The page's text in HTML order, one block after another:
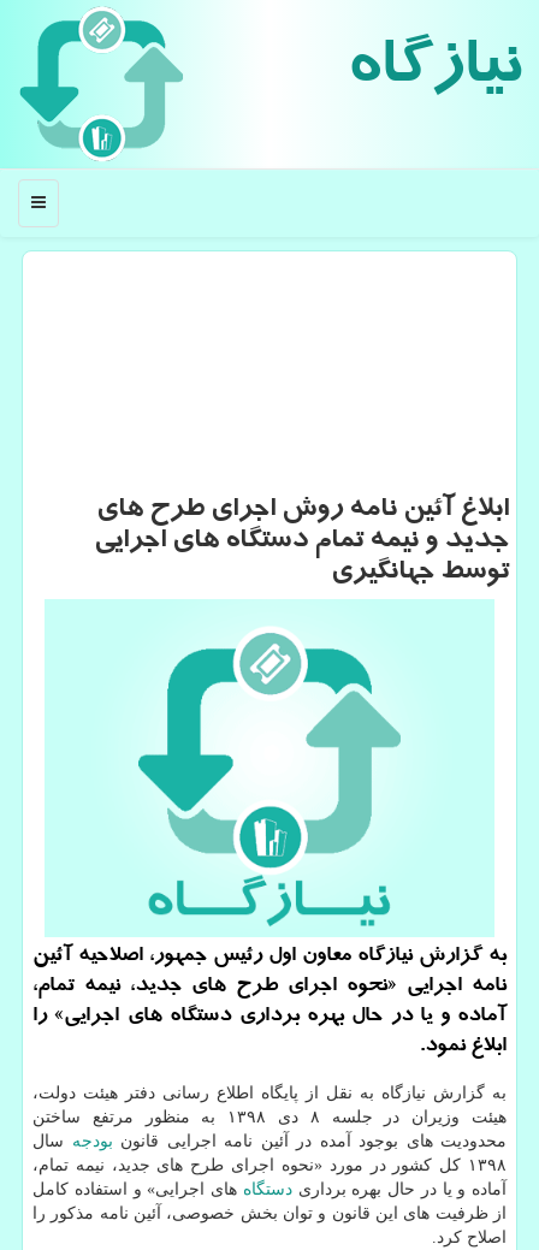
نیازگاه
منو
ابلاغ آئین نامه روش اجرای طرح های
جدید و نیمه تمام دستگاه های اجرایی
توسط جهانگیری
به گزارش نیازگاه معاون اول رئیس جمهور، اصلاحیه آئین
نامه اجرایی «نحوه اجرای طرح های جدید، نیمه تمام،
آماده و یا در حال بهره برداری دستگاه های اجرایی» را
ابلاغ نمود.
به گزارش نیازگاه به نقل از پایگاه اطلاع رسانی دفتر هیئت دولت،
هیئت وزیران در جلسه ۸ دی ۱۳۹۸ به منظور مرتفع ساختن
محدودیت های بوجود آمده در آئین نامه اجرایی قانون بودجه سال
۱۳۹۸ كل كشور در مورد «نحوه اجرای طرح های جدید، نیمه تمام،
آماده و یا در حال بهره برداریدستگاه های اجرایی» و استفاده كامل
از ظرفیت های این قانون و توان بخش خصوصی، آئین نامه مذكور را
اصلاح كرد.